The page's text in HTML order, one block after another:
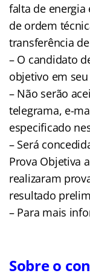
falta de
de ordem
transferência
– O candidato
objetivo em
– Não serão
telegrama, e-
especificado
– Será
Prova Objetiva
realizaram
resultado
– Para mais
Sobre o